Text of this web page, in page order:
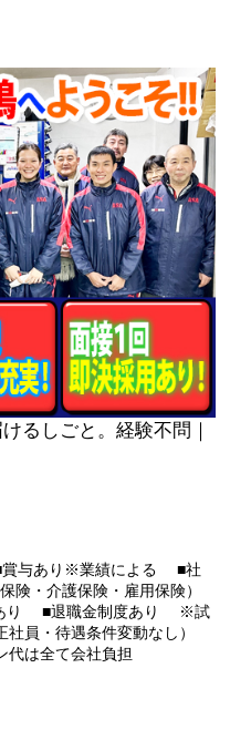
るしごと。経験不問｜
与あり※業績による ■社
険・介護保険・雇用保険）
り ■退職金制度あり ※試
員・待遇条件変動なし）
は全て会社負担